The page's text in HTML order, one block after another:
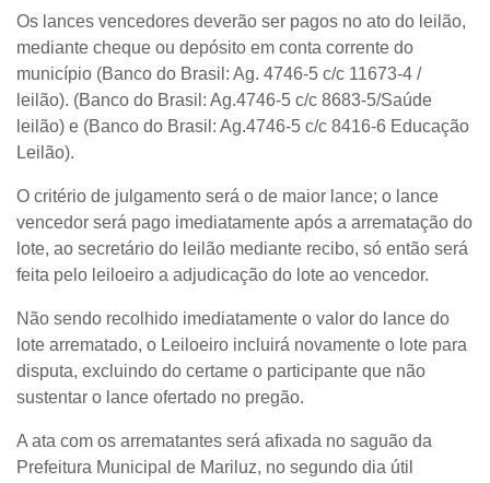
Os lances vencedores deverão ser pagos no ato do leilão,
mediante cheque ou depósito em conta corrente do
município (Banco do Brasil: Ag. 4746-5 c/c 11673-4 /
leilão). (Banco do Brasil: Ag.4746-5 c/c 8683-5/Saúde
leilão) e (Banco do Brasil: Ag.4746-5 c/c 8416-6 Educação
Leilão).
O critério de julgamento será o de maior lance; o lance
vencedor será pago imediatamente após a arrematação do
lote, ao secretário do leilão mediante recibo, só então será
feita pelo leiloeiro a adjudicação do lote ao vencedor.
Não sendo recolhido imediatamente o valor do lance do
lote arrematado, o Leiloeiro incluirá novamente o lote para
disputa, excluindo do certame o participante que não
sustentar o lance ofertado no pregão.
A ata com os arrematantes será afixada no saguão da
Prefeitura Municipal de Mariluz, no segundo dia útil